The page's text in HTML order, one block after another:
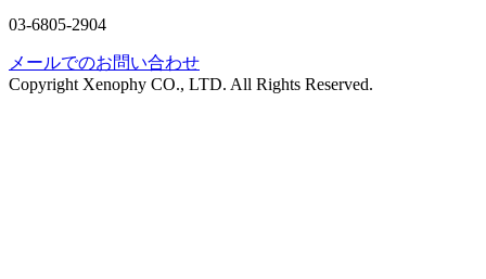
03-6805-2904
メールでのお問い合わせ
Copyright Xenophy CO., LTD. All Rights Reserved.